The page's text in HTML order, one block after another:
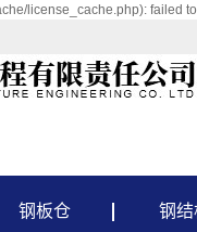
license_cache.php):
钢板仓 钢结